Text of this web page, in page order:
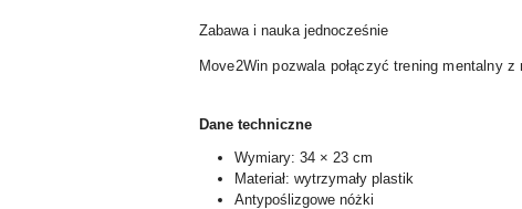
Zabawa i nauka jednocześnie
Move2Win pozwala połączyć trening mentalny
Dane techniczne
Wymiary: 34 × 23 cm
Materiał: wytrzymały plastik
Antypoślizgowe nóżki